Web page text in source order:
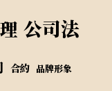
公司法
合約 品牌形象